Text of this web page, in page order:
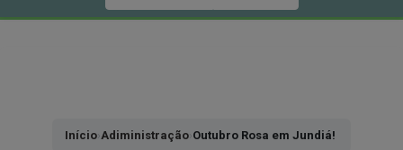
Início›Adiministração›Outubro Rosa em Jundiá!